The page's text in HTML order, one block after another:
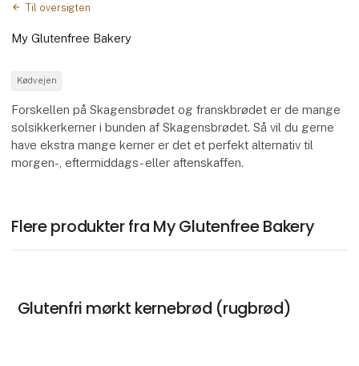
Til oversigten
My Glutenfree Bakery
Kødvejen
Forskellen på Skagensbrødet og franskbrødet er de mange
solsikkerkerner i bunden af Skagensbrødet. Så vil du gerne
have ekstra mange kerner er det et perfekt alternativ til
morgen-, eftermiddags- eller aftenskaffen.
Flere produkter fra My Glutenfree Bakery
Glutenfri mørkt kernebrød (rugbrød)